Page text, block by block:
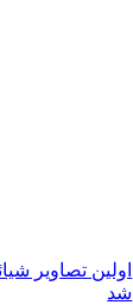
شد